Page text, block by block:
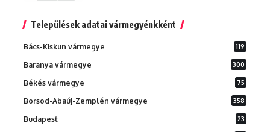
Települések adatai vármegyénkként
Bács-Kiskun vármegye 119
Baranya vármegye 300
Békés vármegye 75
Borsod-Abaúj-Zemplén vármegye 358
Budapest 23